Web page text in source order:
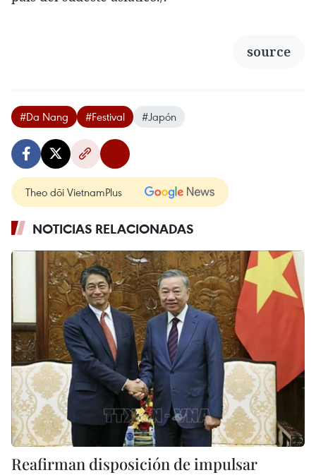
source
#Da Nang #Festival #Japón
Theo dõi VietnamPlus
NOTICIAS RELACIONADAS
Reafirman disposición de impulsar